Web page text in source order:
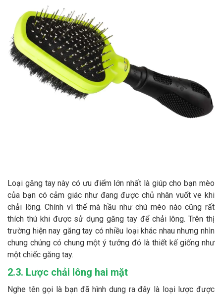
Loại găng tay này có ưu điểm lớn nhất là giúp cho bạn mèo
của bạn có cảm giác như đang được chủ nhân vuốt ve khi
chải lông. Chính vì thế mà hầu như chú mèo nào cũng rất
thích thú khi được sử dụng găng tay để chải lông. Trên thị
trường hiện nay găng tay có nhiều loại khác nhau nhưng nhìn
chung chúng có chung một ý tưởng đó là thiết kế giống như
một chiếc găng tay.
2.3. Lược chải lông hai mặt
Nghe tên gọi là bạn đã hình dung ra đây là loại lược được